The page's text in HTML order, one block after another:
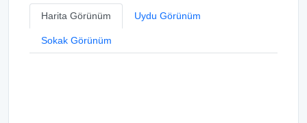
Harita Görünüm Uydu Görünüm
Sokak Görünüm